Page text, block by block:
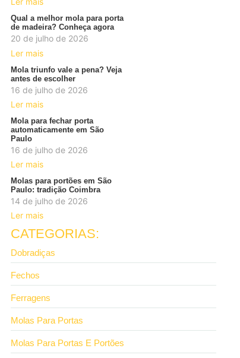
Qual a melhor mola para porta
de madeira? Conheça agora
20 de julho de 2026
Ler mais
Mola triunfo vale a pena? Veja
antes de escolher
16 de julho de 2026
Ler mais
Mola para fechar porta
automaticamente em São
Paulo
16 de julho de 2026
Ler mais
Molas para portões em São
Paulo: tradição Coimbra
14 de julho de 2026
Ler mais
CATEGORIAS:
Dobradiças
Fechos
Ferragens
Molas Para Portas
Molas Para Portas E Portões